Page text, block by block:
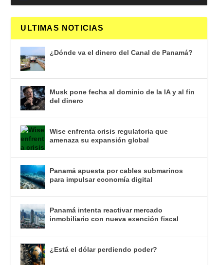
ULTIMAS NOTICIAS
¿Dónde va el dinero del Canal de Panamá?
Musk pone fecha al dominio de la IA y al fin
del dinero
Wise enfrenta crisis regulatoria que
amenaza su expansión global
Panamá apuesta por cables submarinos
para impulsar economía digital
Panamá intenta reactivar mercado
inmobiliario con nueva exención fiscal
¿Está el dólar perdiendo poder?